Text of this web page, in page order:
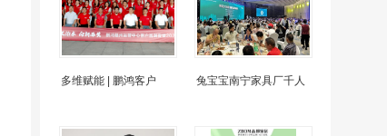
多维赋能 | 鹏鸿客户 兔宝宝南宁家具厂千人